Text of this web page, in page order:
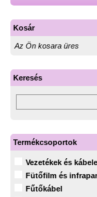
Kosár
Az Ön kosara üres
Keresés
Termékcsoportok
Vezetékek és
Fütőfilm és
Fűtőkábel